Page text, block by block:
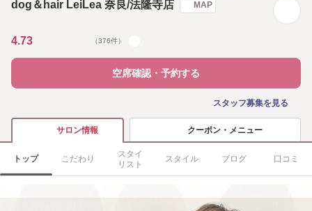
dog＆hair LeiLea 奈良/法隆寺店 MAP
4.73 （376件）
空席確認・予約する
スタッフ募集を見る
サロン情報 クーポン・メニュー
トップ こだわり
スタイ
リスト
スタイル ブログ 口コミ